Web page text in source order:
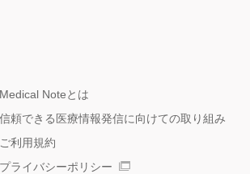
Medical Noteとは
信頼できる医療情報発信に向けての取り組み
ご利用規約
プライバシーポリシー